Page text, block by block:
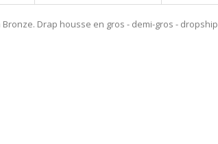
Drap housse en gros - demi-gros -